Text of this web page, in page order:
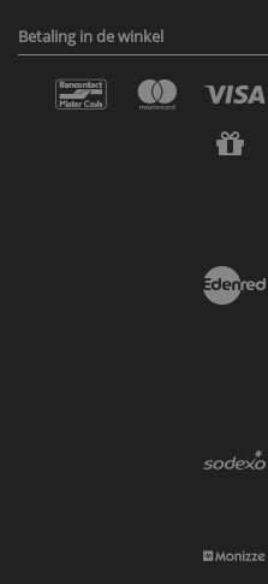
Betaling in de winkel